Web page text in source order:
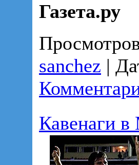
Газета.ру
sanchez |
Кавенаги